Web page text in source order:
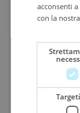
acconsenti
con la